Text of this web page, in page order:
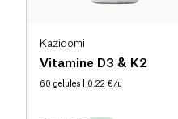
Kazidomi
Vitamine D3 & K2
60 gelules | 0.22 €/u
Buiten het bereik van
Bewaren op een